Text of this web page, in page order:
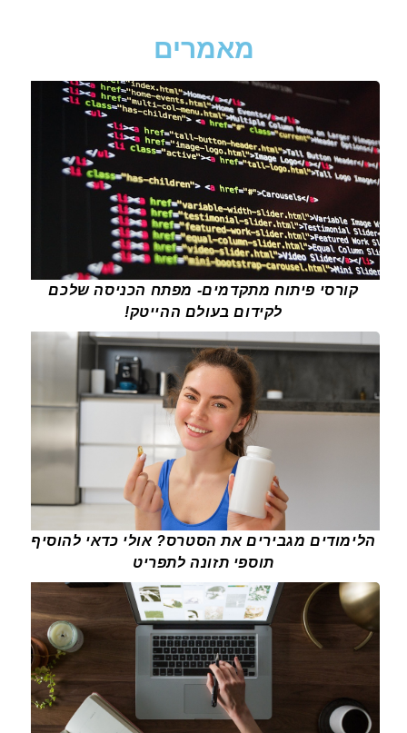
מאמרים
קורסי פיתוח מתקדמים- מפתח הכניסה שלכם
לקידום בעולם ההייטק!
הלימודים מגבירים את הסטרס? אולי כדאי להוסיף
תוספי תזונה לתפריט